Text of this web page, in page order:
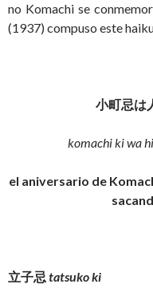
no Komachi se
(1937) compuso este
小町忌は
komachi ki wa
el aniversario de
立子忌 tatsuko ki